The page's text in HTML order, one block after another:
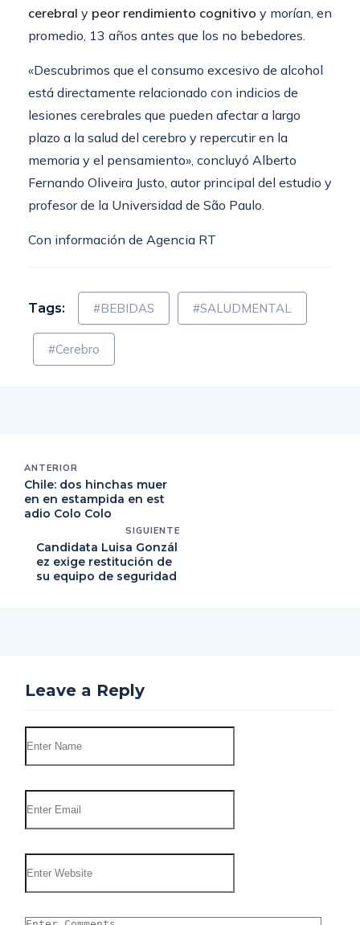
cerebral y peor rendimiento cognitivo y morían, en
promedio, 13 años antes que los no bebedores.
«Descubrimos que el consumo excesivo de alcohol
está directamente relacionado con indicios de
lesiones cerebrales que pueden afectar a largo
plazo a la salud del cerebro y repercutir en la
memoria y el pensamiento», concluyó Alberto
Fernando Oliveira Justo, autor principal del estudio y
profesor de la Universidad de São Paulo.
Con información de Agencia RT
Tags: #BEBIDAS #SALUDMENTAL
#Cerebro
ANTERIOR
Chile: dos hinchas muer
en en estampida en est
adio Colo Colo
SIGUIENTE
Candidata Luisa Gonzál
ez exige restitución de
su equipo de seguridad
Leave a Reply